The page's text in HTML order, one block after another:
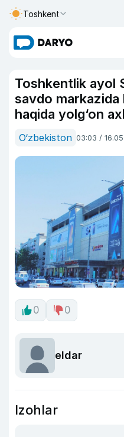
Toshkent
Toshkentlik ayol
savdo markazida
haqida yolg‘on
O‘zbekiston 03:03 /
0 0
eldar
Izohlar